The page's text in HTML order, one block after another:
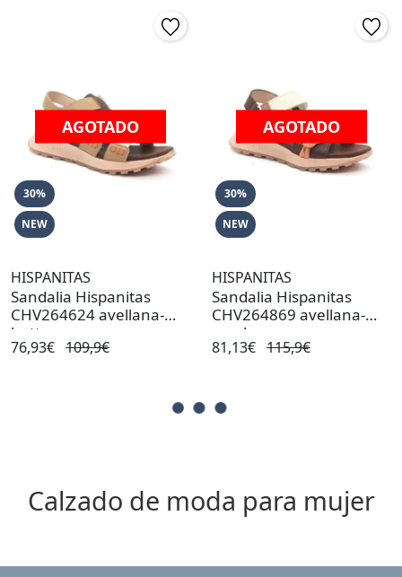
30%
NEW
AGOTADO
HISPANITAS
Sandalia Hispanitas
CHV264624 avellana-
butter
76,93€ 109,9€
30%
NEW
AGOTADO
HISPANITAS
Sandalia Hispanitas
CHV264869 avellana-
coral
81,13€ 115,9€
Calzado de moda para mujer